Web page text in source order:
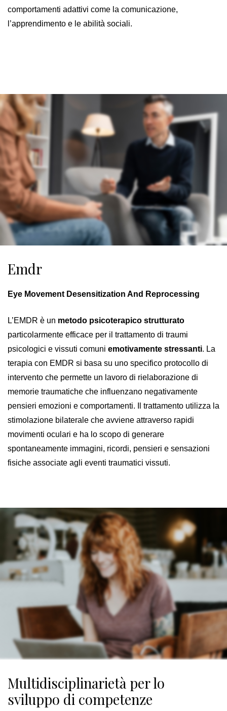
comportamenti adattivi come la comunicazione,
l’apprendimento e le abilità sociali.
Emdr
Eye Movement Desensitization And Reprocessing
L’EMDR è un metodo psicoterapico strutturato
particolarmente efficace per il trattamento di traumi
psicologici e vissuti comuni emotivamente stressanti. La
terapia con EMDR si basa su uno specifico protocollo di
intervento che permette un lavoro di rielaborazione di
memorie traumatiche che influenzano negativamente
pensieri emozioni e comportamenti. Il trattamento utilizza la
stimolazione bilaterale che avviene attraverso rapidi
movimenti oculari e ha lo scopo di generare
spontaneamente immagini, ricordi, pensieri e sensazioni
fisiche associate agli eventi traumatici vissuti.
Multidisciplinarietà per lo
sviluppo di competenze